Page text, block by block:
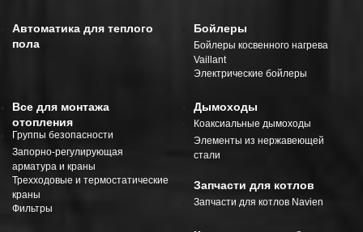
Автоматика для теплого
пола
Бойлеры
Бойлеры косвенного нагрева
Vaillant
Электрические бойлеры
Все для монтажа
отопления
Группы безопасности
Запорно-регулирующая
арматура и краны
Трехходовые и термостатические
краны
Фильтры
Дымоходы
Коаксиальные дымоходы
Элементы из нержавеющей
стали
Запчасти для котлов
Запчасти для котлов Navien